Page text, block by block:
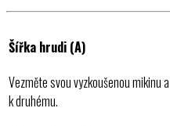
Šířka hrudi (A)
Vezměte svou vyzkoušenou mikinu
k druhému.